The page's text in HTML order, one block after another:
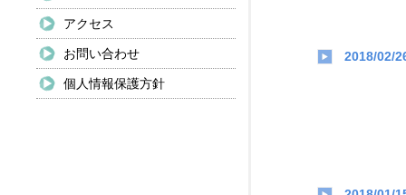
アクセス
お問い合わせ
個人情報保護方針
2018/02/